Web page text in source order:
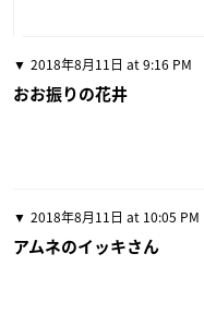
2018年8月11日 at 9:16 PM
おお振りの花井
2018年8月11日 at 10:05 PM
アムネのイッキさん